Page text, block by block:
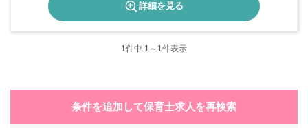
詳細を見る
1件中 1～1件表示
条件を追加して保育士求人を再検索